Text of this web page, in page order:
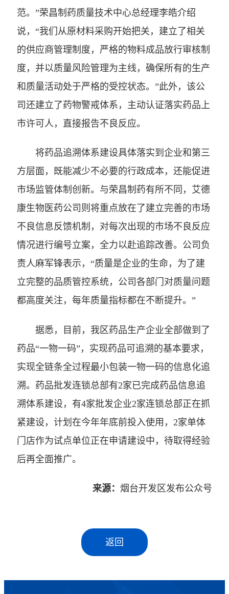
范。”荣昌制药质量技术中心总经理李皓介绍
说，“我们从原材料采购开始把关，建立了相关
的供应商管理制度，严格的物料成品放行审核制
度，并以质量风险管理为主线，确保所有的生产
和质量活动处于严格的受控状态。”此外，该公
司还建立了药物警戒体系，主动认证落实药品上
市许可人，直接报告不良反应。
将药品追溯体系建设具体落实到企业和第三
方层面，既能减少不必要的行政成本，还能促进
市场监管体制创新。与荣昌制药有所不同，艾德
康生物医药公司则将重点放在了建立完善的市场
不良信息反馈机制，对每次出现的市场不良反应
情况进行编号立案，全力以赴追踪改善。公司负
责人麻军锋表示，“质量是企业的生命，为了建
立完整的品质管控系统，公司各部门对质量问题
都高度关注，每年质量指标都在不断提升。”
据悉，目前，我区药品生产企业全部做到了
药品“一物一码”，实现药品可追溯的基本要求，
实现全链条全过程最小包装一物一码的信息化追
溯。药品批发连锁总部有2家已完成药品信息追
溯体系建设，有4家批发企业2家连锁总部正在抓
紧建设，计划在今年年底前投入使用，2家单体
门店作为试点单位正在申请建设中，待取得经验
后再全面推广。
来源： 烟台开发区发布公众号
返回